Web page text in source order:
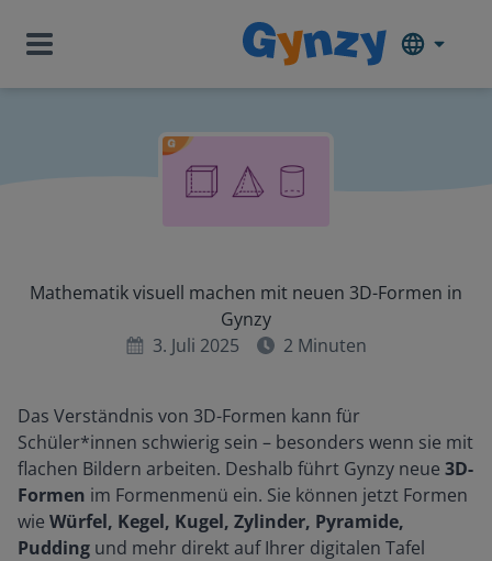
Mathematik visuell machen mit neuen 3D-Formen in
Gynzy
3. Juli 2025
2 Minuten
Das Verständnis von 3D-Formen kann für
Schüler*innen schwierig sein – besonders wenn sie mit
flachen Bildern arbeiten. Deshalb führt Gynzy neue 3D-
Formen im Formenmenü ein. Sie können jetzt Formen
wie Würfel, Kegel, Kugel, Zylinder, Pyramide,
Pudding und mehr direkt auf Ihrer digitalen Tafel